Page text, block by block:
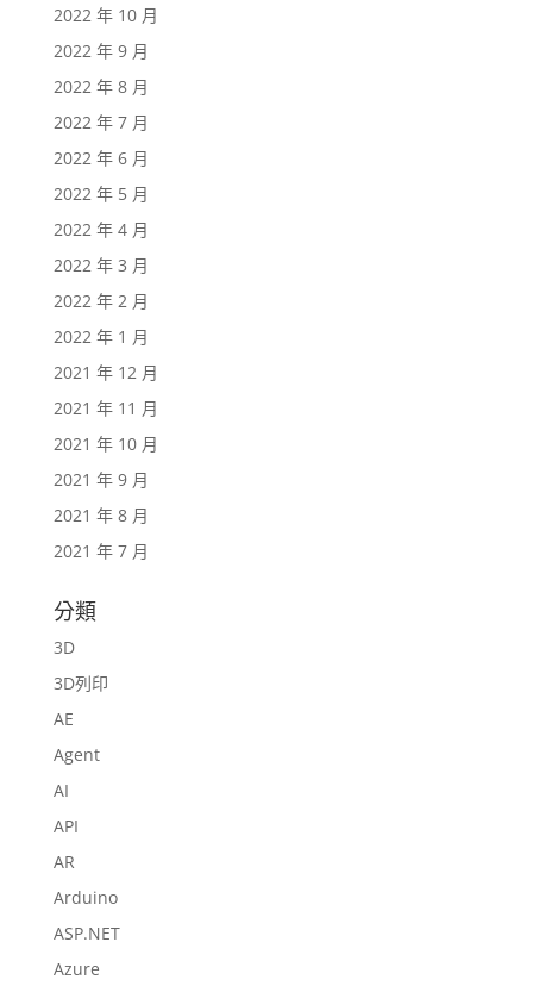
2022 年 10 月
2022 年 9 月
2022 年 8 月
2022 年 7 月
2022 年 6 月
2022 年 5 月
2022 年 4 月
2022 年 3 月
2022 年 2 月
2022 年 1 月
2021 年 12 月
2021 年 11 月
2021 年 10 月
2021 年 9 月
2021 年 8 月
2021 年 7 月
分類
3D
3D列印
AE
Agent
AI
API
AR
Arduino
ASP.NET
Azure